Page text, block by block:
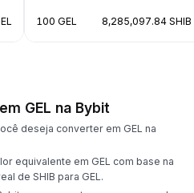
100 GEL 8,285,097.84 SHIB
GEL na Bybit
deseja converter em GEL na
equivalente em GEL com base na
de SHIB para GEL.